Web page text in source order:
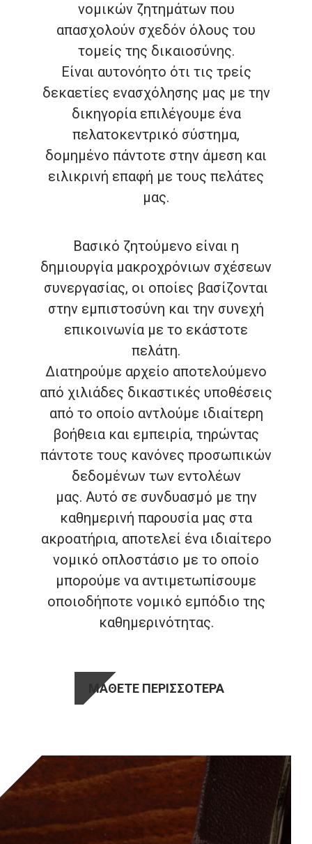
νομικών ζητημάτων που
απασχολούν σχεδόν όλους του
τομείς της δικαιοσύνης.
Είναι αυτονόητο ότι τις τρείς
δεκαετίες ενασχόλησης μας με την
δικηγορία επιλέγουμε ένα
πελατοκεντρικό σύστημα,
δομημένο πάντοτε στην άμεση και
ειλικρινή επαφή με τους πελάτες
μας.
Βασικό ζητούμενο είναι η
δημιουργία μακροχρόνιων σχέσεων
συνεργασίας, οι οποίες βασίζονται
στην εμπιστοσύνη και την συνεχή
επικοινωνία με το εκάστοτε
πελάτη.
Διατηρούμε αρχείο αποτελούμενο
από χιλιάδες δικαστικές υποθέσεις
από το οποίο αντλούμε ιδιαίτερη
βοήθεια και εμπειρία, τηρώντας
πάντοτε τους κανόνες προσωπικών
δεδομένων των εντολέων
μας. Αυτό σε συνδυασμό με την
καθημερινή παρουσία μας στα
ακροατήρια, αποτελεί ένα ιδιαίτερο
νομικό οπλοστάσιο με το οποίο
μπορούμε να αντιμετωπίσουμε
οποιοδήποτε νομικό εμπόδιο της
καθημερινότητας.
ΜΑΘΕΤΕ ΠΕΡΙΣΣΟΤΕΡΑ